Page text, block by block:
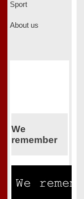
Sport
About us
We
remember